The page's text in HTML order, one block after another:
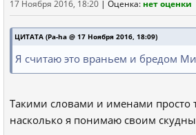
17 Ноября 2016, 18:20 | Оценка: нет оценки
ЦИТАТА (Pa-ha @ 17 Ноября 2016, 18:09)
Я считаю это враньем и бредом
Такими словами и именами просто
насколько я понимаю своим